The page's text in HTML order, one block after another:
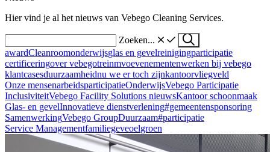
Hier vind je al het nieuws van Vebego Cleaning Services.
Zoeken...
awardCleanroomonderwijsglas en gevelreinigingparticipatie
certificeringover vebegotreinmvoevenementenwerken bij vebego
klantcasesduurzaamheidnu we er toch zijnkantoorvliegveld
Onze mensenarbeidsparticipatieOnderwijsVebego Participatie
InclusiviteitVebego Facility Solutions nieuwsKantoor schoonmaak
Glas- en gevelInnovatieve dienstverlening#gemeentensponsoring
SamenwerkingVebego GroupDuurzaam#participatie
Service Managementfamiliegeveoelgroen